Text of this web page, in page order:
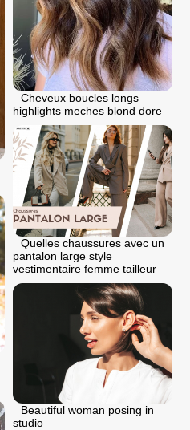
Cheveux boucles longs
highlights meches blond dore
Quelles chaussures avec un
pantalon large style
vestimentaire femme tailleur
Beautiful woman posing in
studio